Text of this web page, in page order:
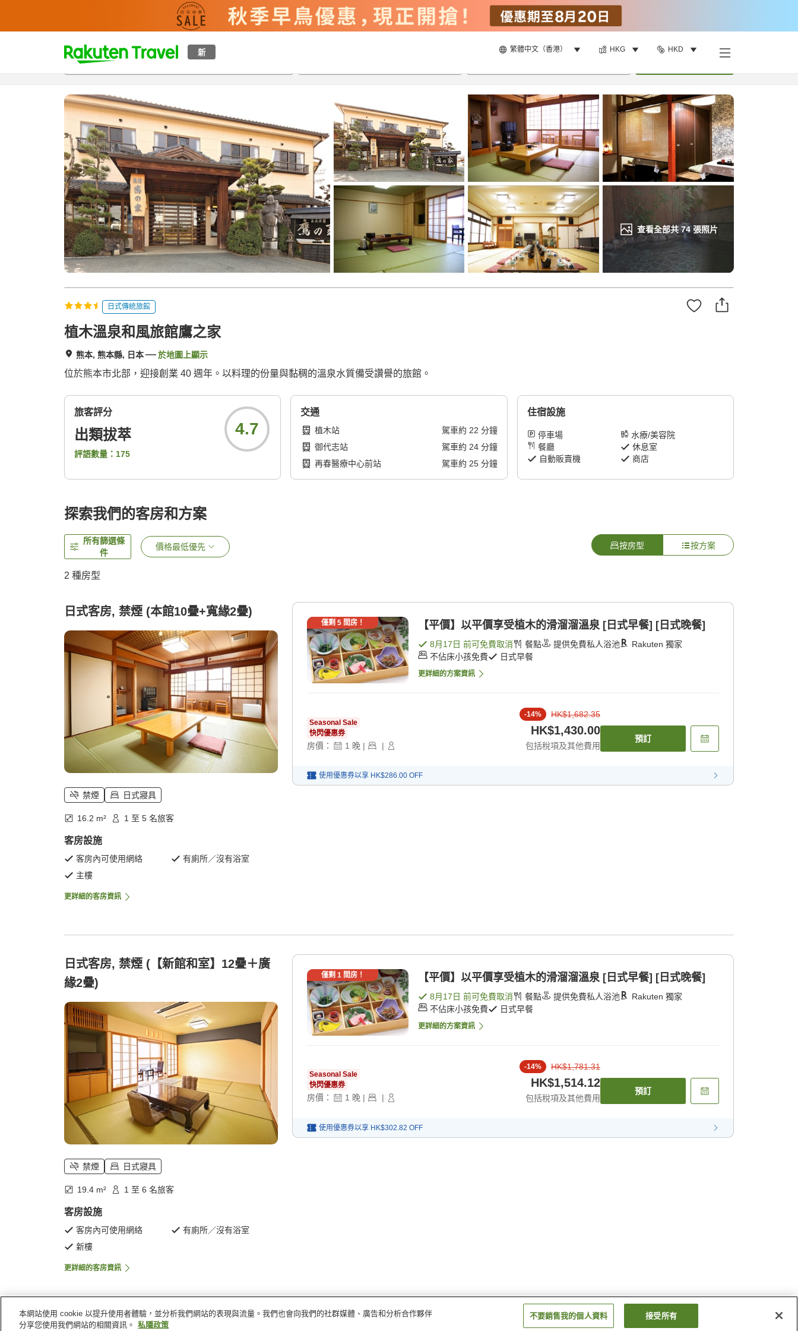
新 繁體中文（香港） HKG HKD
t
p
a
g
_
e
a
r
c
h
查看全部共74張照片
概覽房間及住宿方案 評價設施
日式傳統旅館
植木溫泉和風旅館鷹之家
熊本, 熊本縣, 日本 於地圖上顯示
位於熊本市北部，迎接創業 40 週年。以料理的份量與黏稠的溫泉水質備受讚譽的旅館。
旅客評分
出類拔萃
評語數量： 175
4.7
交通
植木站 駕車約 22 分鐘
御代志站
駕車約 24分鐘
再春醫療中心前站
駕車約 25分鐘
住宿設施
停車場
水療/美容院
餐廳
休息室
自動販賣機
商店
探索我們的客房和方案
所有篩選條
件
價格最低優先 按房型 按方案
2 種房型
日式客房, 禁煙 (本館10疊+寬緣2疊)
禁煙 日式寢具
16.2 m² 1 至 5 名旅客
客房設施
客房內可使用網絡
有廁所／沒有浴室
主樓
更詳細的客房資訊
僅剩 5間房！ 【平價】以平價享受植木的滑溜溜溫泉 [日式早餐] [日式晚餐]
8月17日 前可免費取消 餐點 提供免費私人浴池
Rakuten 獨家
不佔床小孩免費
日式早餐
更詳細的方案資訊
Seasonal Sale
快閃優惠券
房價： 1 晚 | |
-14% HK$1,682.35
HK$1,430.00
包括稅項及其他費用
預訂
使用優惠券以享 HK$286.00 OFF
日式客房, 禁煙 (【新館和室】12疊＋廣
緣2疊)
禁煙 日式寢具
19.4 m² 1 至 6 名旅客
客房設施
客房內可使用網絡
有廁所／沒有浴室
新樓
更詳細的客房資訊
僅剩 1 間房！ 【平價】以平價享受植木的滑溜溜溫泉 [日式早餐] [日式晚餐]
8月17日 前可免費取消 餐點 提供免費私人浴池
Rakuten 獨家
不佔床小孩免費
日式早餐
更詳細的方案資訊
Seasonal Sale
快閃優惠券
房價： 1 晚 | |
-14% HK$1,781.31
HK$1,514.12
包括稅項及其他費用
預訂
使用優惠券以享 HK$302.82 OFF
主頁 日本 熊本縣 熊本
本網站使用 cookie 以提升使用者體驗，並分析我們網站的表現與流量。我們也會向我們的社群媒體、廣告和分析合作夥伴
分享您使用我們網站的相關資訊。 私隱政策
不要銷售我的個人資料 接受所有